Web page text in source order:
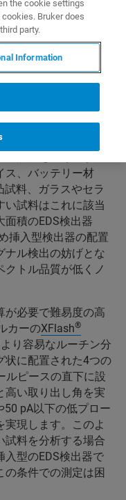
器の比類
難易度の
します
ギー分散型X線分光法
雑で測定困難な試
ス、バッテリー材
料、ガラスやセラ
い試料はこれに該当
面積のEDS検出器
挿入型検出器の配置
ナル検出の妨げとな
クトル品質が低くノ
が必要で難易度の高
カーのXFlash®
り容易なルーチン分
状に配置された4つの
ルピースの直下に設
高い取り出し角を実
pA以下の低プロー
実現します。このよ
試料を分析する場合
入型のEDS検出器で
の条件での測定は困
the cookie settings
Bruker does
party.
Information